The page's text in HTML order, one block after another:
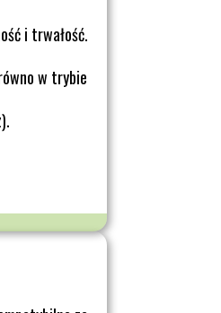
i trwałość.
w trybie